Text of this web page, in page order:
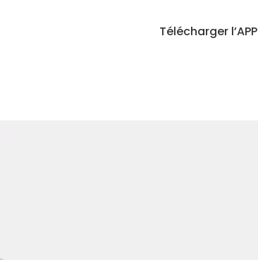
Télécharger l’APP